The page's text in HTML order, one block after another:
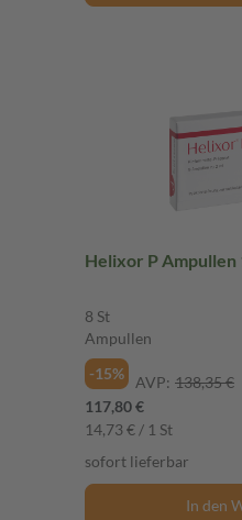
Helixor P Ampullen
8 St
Ampullen
-15%
AVP: 138,35 €
117,80 €
14,73 € / 1 St
sofort lieferbar
In den